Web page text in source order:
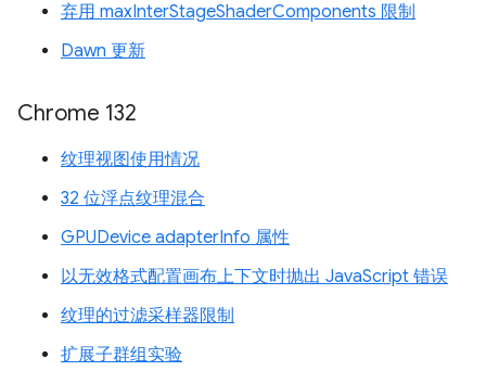
弃用 maxInterStageShaderComponents 限制
Dawn 更新
Chrome 132
纹理视图使用情况
32 位浮点纹理混合
GPUDevice adapterInfo 属性
以无效格式配置画布上下文时抛出 JavaScript 错误
纹理的过滤采样器限制
扩展子群组实验